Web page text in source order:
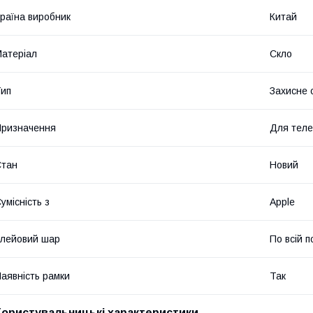
виробник Китай
Скло
Захисне
Для
Новий
з Apple
шар По всій
рамки Так